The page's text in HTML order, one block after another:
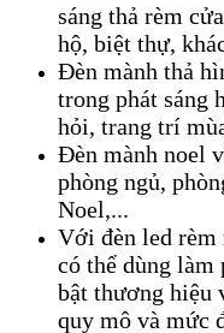
sáng thả rèm
hộ, biệt thự,
Đèn mành thả
trong phát sáng
hỏi, trang trí
Đèn mành noel
phòng ngủ,
Noel,...
Với đèn led rèm
có thể dùng làm
bật thương hiệu
quy mô và mức